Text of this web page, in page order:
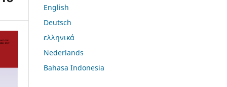
English
Deutsch
ελληνικά
Nederlands
Bahasa Indonesia